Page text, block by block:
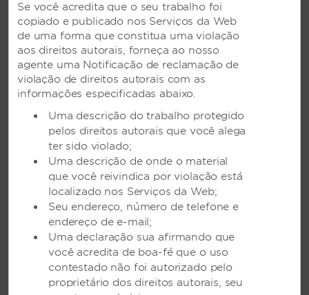
Estacionamento para deficientes físicos
Estacionamento coberto
Estacionamento externo
Estacionamento - Motocicleta
Estacionamento - Carro
Balcão de aluguel de carros
Estacionamento com manobrista
Recursos de acessibilidade no local
Acomodações possuem banheiro no quarto
Elevadores com botões em braile
Elevador com acesso a todos os andares
Elevador perto de quartos com acesso para
Se você acredita que o seu trabalho foi
copiado e publicado nos Serviços da Web
de uma forma que constitua uma violação
aos direitos autorais, forneça ao nosso
agente uma Notificação de reclamação de
violação de direitos autorais com as
informações especificadas abaixo.
Uma descrição do trabalho protegido
pelos direitos autorais que você alega
ter sido violado;
Uma descrição de onde o material
que você reivindica por violação está
localizado nos Serviços da Web;
Seu endereço, número de telefone e
endereço de e-mail;
Uma declaração sua afirmando que
você acredita de boa-fé que o uso
contestado não foi autorizado pelo
proprietário dos direitos autorais, seu